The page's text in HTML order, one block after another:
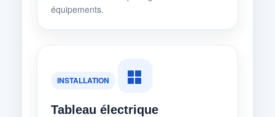
équipements.
INSTALLATION
Tableau électrique